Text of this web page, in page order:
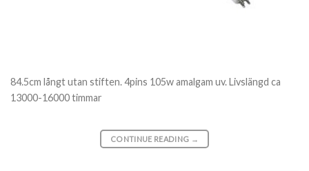
84.5cm långt utan stiften. 4pins 105w amalgam uv. Livslängd ca
13000-16000 timmar
CONTINUE READING →